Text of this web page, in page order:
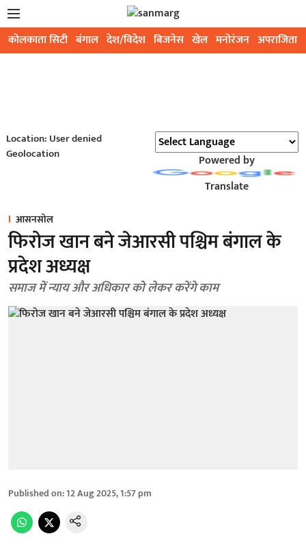
कोलकाता सिटी बंगाल देश/विदेश बिजनेस खेल मनोरंजन अपराजिता
Location: User denied
Geolocation
Powered by
Translate
आसनसोल
फिरोज खान बने जेआरसी पश्चिम बंगाल के
प्रदेश अध्यक्ष
समाज में न्याय और अधिकार को लेकर करेंगे काम
Published on:12 Aug 2025, 1:57 pm